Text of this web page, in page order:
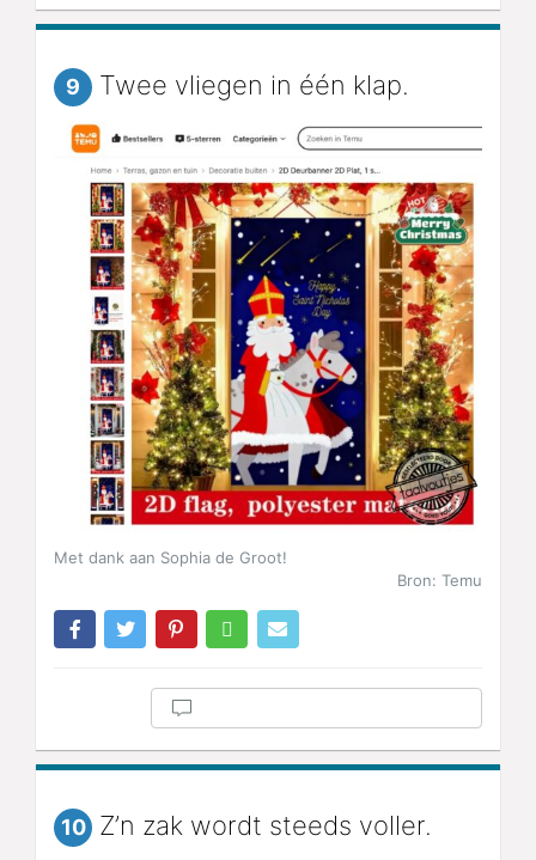
9 Twee vliegen in één klap.
Met dank aan Sophia de Groot!
Bron: Temu
10 Z’n zak wordt steeds voller.